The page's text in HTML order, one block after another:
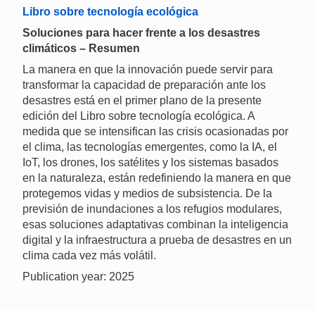
Libro sobre tecnología ecológica
Soluciones para hacer frente a los desastres
climáticos – Resumen
La manera en que la innovación puede servir para
transformar la capacidad de preparación ante los
desastres está en el primer plano de la presente
edición del Libro sobre tecnología ecológica. A
medida que se intensifican las crisis ocasionadas por
el clima, las tecnologías emergentes, como la IA, el
IoT, los drones, los satélites y los sistemas basados
en la naturaleza, están redefiniendo la manera en que
protegemos vidas y medios de subsistencia. De la
previsión de inundaciones a los refugios modulares,
esas soluciones adaptativas combinan la inteligencia
digital y la infraestructura a prueba de desastres en un
clima cada vez más volátil.
Publication year: 2025